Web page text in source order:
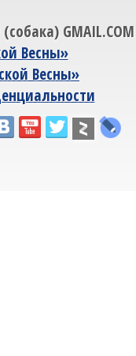
GMAIL.COM
Весны»
Весны»